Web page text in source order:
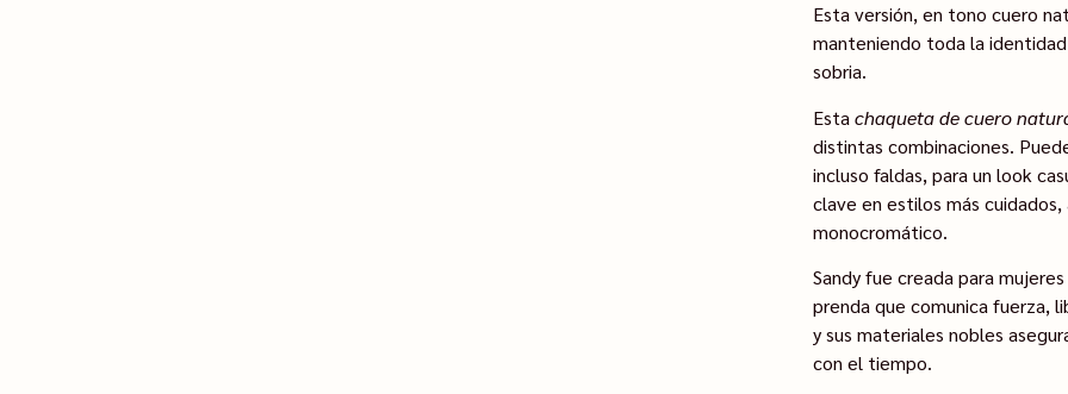
Esta versión, en tono cuero
manteniendo toda la
sobria.
Esta chaqueta de cuero
distintas combinaciones.
incluso faldas, para un look
clave en estilos más
monocromático.
Sandy fue creada para
prenda que comunica fuerza,
y sus materiales nobles
con el tiempo.